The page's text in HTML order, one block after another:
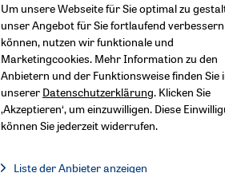
Um unsere Webseite für Sie optimal zu
unser Angebot für Sie fortlaufend verbessern
können, nutzen wir funktionale und
Marketingcookies. Mehr Information zu den
Anbietern und der Funktionsweise finden Sie
unserer Datenschutzerklärung. Klicken Sie
‚Akzeptieren‘, um einzuwilligen. Diese
können Sie jederzeit widerrufen.
Liste der Anbieter anzeigen
Twitter Embed
Instagram Embed
Youtube Embed
Google Maps Embed